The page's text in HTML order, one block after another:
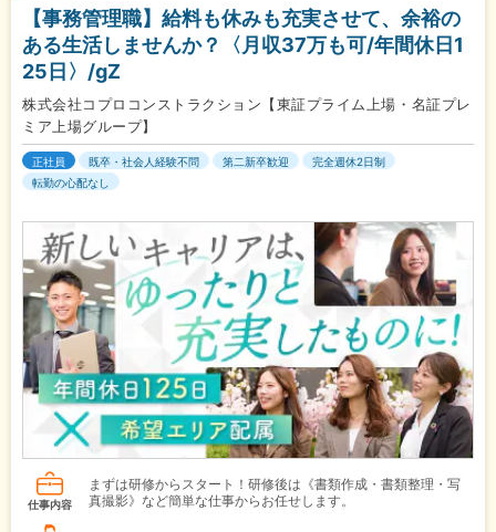
【事務管理職】給料も休みも充実させて、余裕の
ある生活しませんか？〈月収37万も可/年間休日1
25日〉/gZ
株式会社コプロコンストラクション【東証プライム上場・名証プレ
ミア上場グループ】
正社員 既卒・社会人経験不問 第二新卒歓迎
完全週休2日制
転勤の心配なし
仕事内容
まずは研修からスタート！研修後は《書類作成・書類整理・写
真撮影》など簡単な仕事からお任せします。